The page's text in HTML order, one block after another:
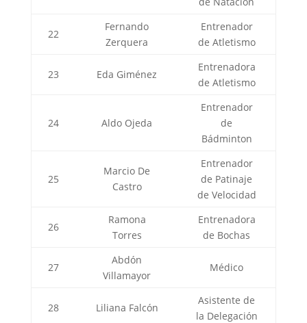
22
Fernando
Zerquera
Entrenador
de Atletismo
23 Eda Giménez
Entrenadora
de Atletismo
24 Aldo Ojeda
Entrenador
de
Bádminton
25
Marcio De
Castro
Entrenador
de Patinaje
de Velocidad
26
Ramona
Torres
Entrenadora
de Bochas
27
Abdón
Villamayor
Médico
28 Liliana Falcón
Asistente de
la Delegación